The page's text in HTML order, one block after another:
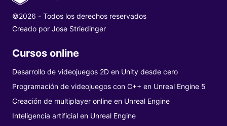
©2026 - Todos los derechos reservados
Creado por Jose Striedinger
Cursos online
Desarrollo de videojuegos 2D en Unity desde cero
Programación de videojuegos con C++ en Unreal Engine 5
Creación de multiplayer online en Unreal Engine
Inteligencia artificial en Unreal Engine